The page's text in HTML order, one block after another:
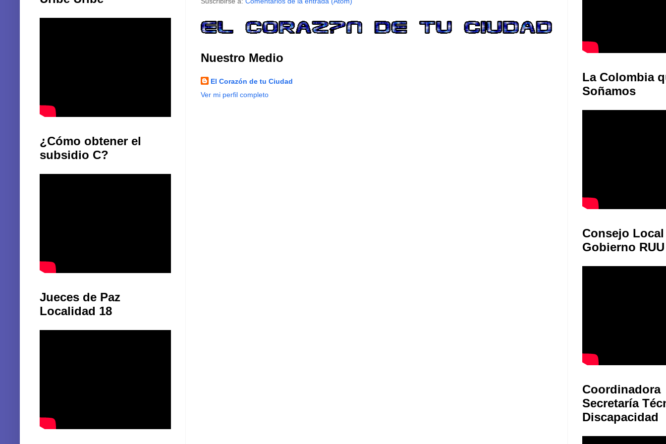
Nuestro Medio
El Corazón de tu Ciudad
Ver mi perfil completo
¿Cómo obtener el
subsidio C?
Jueces de Paz
Localidad 18
La Colombia
Soñamos
Consejo
Gobierno RUU
Coordinadora
Secretaría
Discapacidad